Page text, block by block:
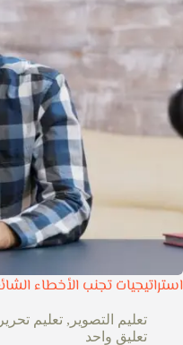
استراتيجيات تجنب الأخطاء
تعليم التصوير , تعليم
تعليق واحد